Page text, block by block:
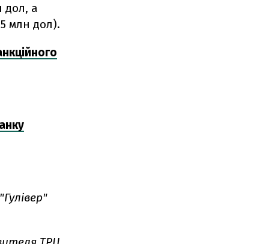
дол, а
млн дол).